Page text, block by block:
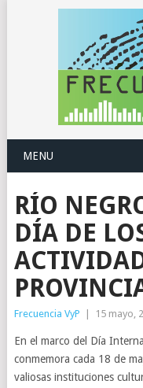
MENU
RÍO
DÍA DE
Frecuencia VyP 15 mayo,
En el marco del Día
conmemora cada 18 de
valiosas instituciones